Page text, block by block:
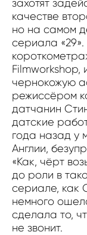
захотят
качестве
но на самом
сериала
чернокожую
режиссёром
датчанин
датские
года назад у
Англии,
«Как, чёрт
до роли в
сериале, как
немного
сделала то,
не звонит.